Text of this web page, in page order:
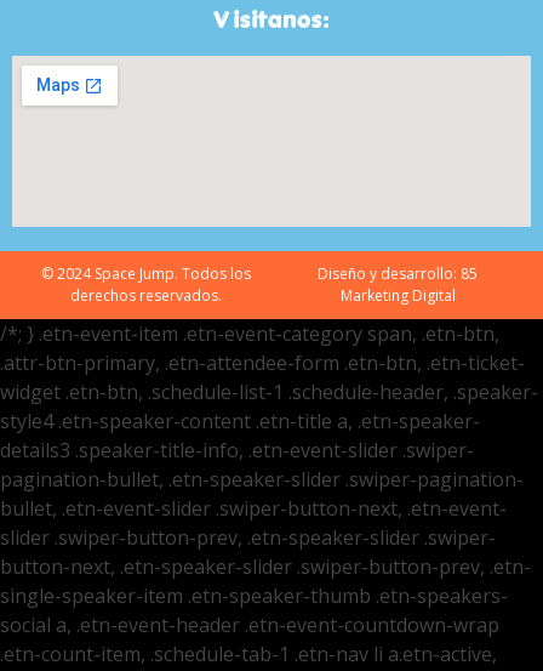
Visitanos:
© 2024 Space Jump. Todos los
derechos reservados.
Diseño y desarrollo: 85
Marketing Digital
/*; } .etn-event-item .etn-event-category span, .etn-btn,
.attr-btn-primary, .etn-attendee-form .etn-btn, .etn-ticket-
widget .etn-btn, .schedule-list-1 .schedule-header, .speaker-
style4 .etn-speaker-content .etn-title a, .etn-speaker-
details3 .speaker-title-info, .etn-event-slider .swiper-
pagination-bullet, .etn-speaker-slider .swiper-pagination-
bullet, .etn-event-slider .swiper-button-next, .etn-event-
slider .swiper-button-prev, .etn-speaker-slider .swiper-
button-next, .etn-speaker-slider .swiper-button-prev, .etn-
single-speaker-item .etn-speaker-thumb .etn-speakers-
social a, .etn-event-header .etn-event-countdown-wrap
.etn-count-item, .schedule-tab-1 .etn-nav li a.etn-active,